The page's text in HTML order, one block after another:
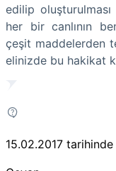
edilip
her bir canlının
çeşit maddelerden
elinizde bu hakikat
15.02.2017 tarihinde